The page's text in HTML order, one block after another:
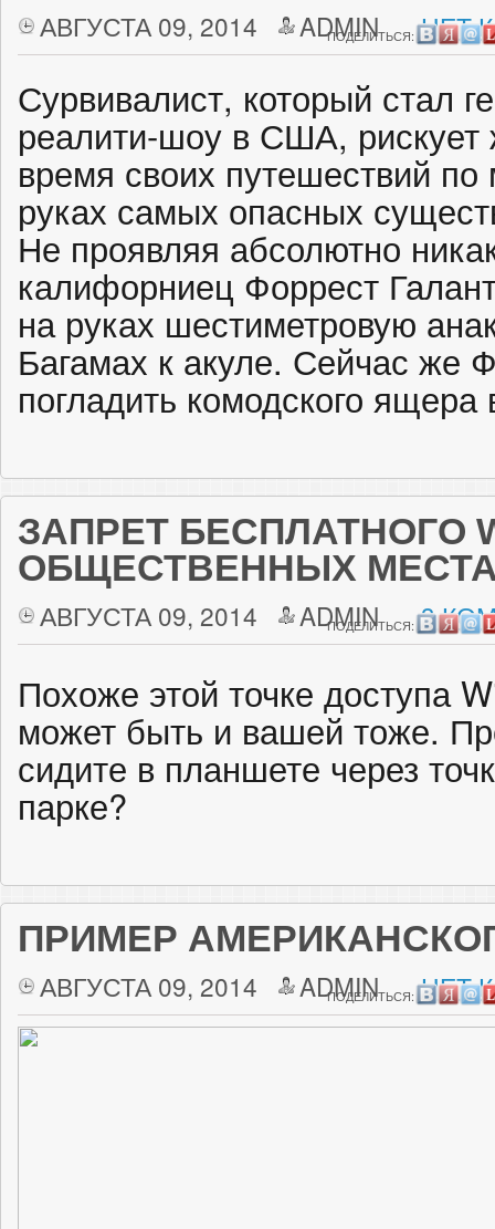
АВГУСТА 09, 2014 ADMIN НЕТ
ПОДЕЛИТЬСЯ:
Сурвивалист, который стал
реалити-шоу в США, рискует
время своих путешествий
руках самых опасных
Не проявляя абсолютно
калифорниец Форрест
на руках шестиметровую
Багамах к акуле. Сейчас же
погладить комодского
ЗАПРЕТ БЕСПЛАТНОГО
ОБЩЕСТВЕННЫХ
АВГУСТА 09, 2014 ADMIN 3
ПОДЕЛИТЬСЯ:
Похоже этой точке доступа
может быть и вашей тоже.
сидите в планшете через
парке?
ПРИМЕР
АВГУСТА 09, 2014 ADMIN НЕТ
ПОДЕЛИТЬСЯ: